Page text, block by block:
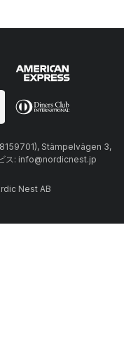
Stämpelvägen 3,
ス: info@nordicnest.jp
Nest AB